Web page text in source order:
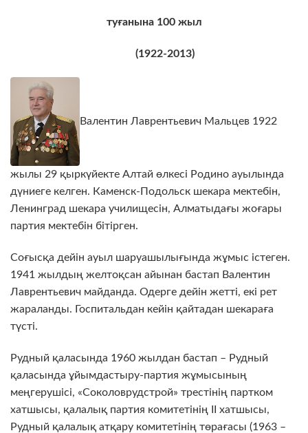
туғанына 100 жыл
(1922-2013)
Валентин Лаврентьевич Мальцев 1922
жылы 29 қыркүйекте Алтай өлкесі Родино ауылында
дүниеге келген. Каменск-Подольск шекара мектебін,
Ленинград шекара училищесін, Алматыдағы жоғары
партия мектебін бітірген.
Соғысқа дейін ауыл шаруашылығында жұмыс істеген.
1941 жылдың желтоқсан айынан бастап Валентин
Лаврентьевич майданда. Одерге дейін жетті, екі рет
жараланды. Госпитальдан кейін қайтадан шекараға
түсті.
Рудный қаласында 1960 жылдан бастап – Рудный
қаласында ұйымдастыру-партия жұмысының
меңгерушісі, «Соколоврудстрой» трестінің партком
хатшысы, қалалық партия комитетінің II хатшысы,
Рудный қалалық атқару комитетінің төрағасы (1963 –